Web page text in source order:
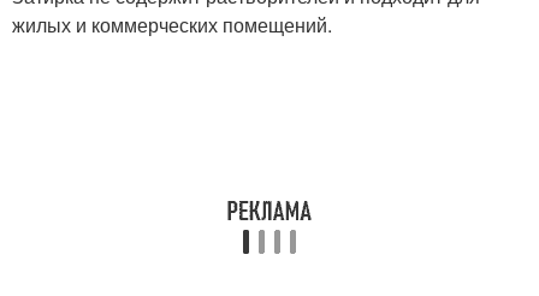
жилых и коммерческих помещений.